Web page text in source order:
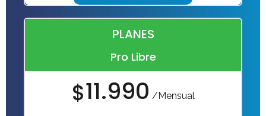
PLANES
Pro Libre
$11.990 /Mensual